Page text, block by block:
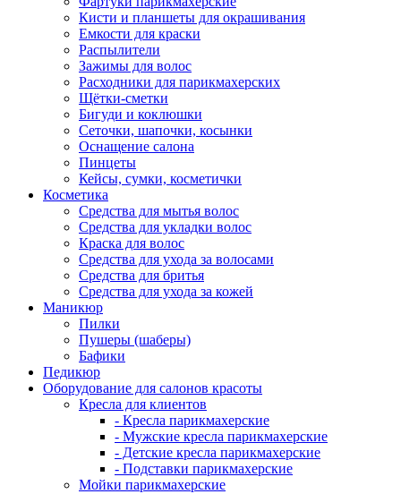
Кисти и планшеты для окрашивания
Емкости для краски
Распылители
Зажимы для волос
Расходники для парикмахерских
Щётки-сметки
Бигуди и коклюшки
Сеточки, шапочки, косынки
Оснащение салона
Пинцеты
Кейсы, сумки, косметички
Косметика
Средства для мытья волос
Средства для укладки волос
Краска для волос
Средства для ухода за волосами
Средства для бритья
Средства для ухода за кожей
Маникюр
Пилки
Пушеры (шаберы)
Бафики
Педикюр
Оборудование для салонов красоты
Кресла для клиентов
- Кресла парикмахерские
- Мужские кресла парикмахерские
- Детские кресла парикмахерские
- Подставки парикмахерские
Мойки парикмахерские